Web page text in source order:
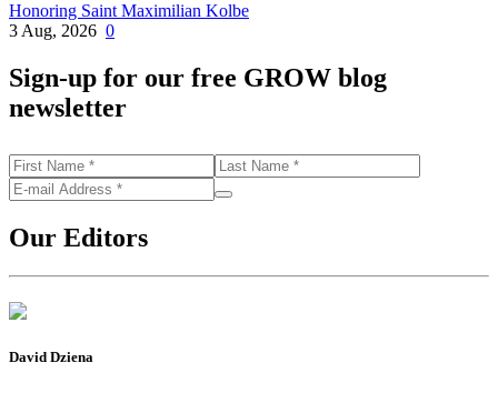
Honoring Saint Maximilian Kolbe
3 Aug, 2026 0
Sign-up for our free GROW blog
newsletter
Our Editors
David Dziena